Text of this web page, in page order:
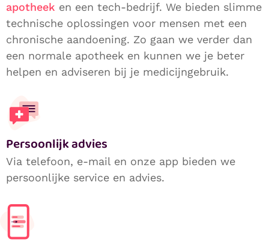
apotheek en een tech-bedrijf. We bieden slimme
technische oplossingen voor mensen met een
chronische aandoening. Zo gaan we verder dan
een normale apotheek en kunnen we je beter
helpen en adviseren bij je medicijngebruik.
Persoonlijk advies
Via telefoon, e-mail en onze app bieden we
persoonlijke service en advies.